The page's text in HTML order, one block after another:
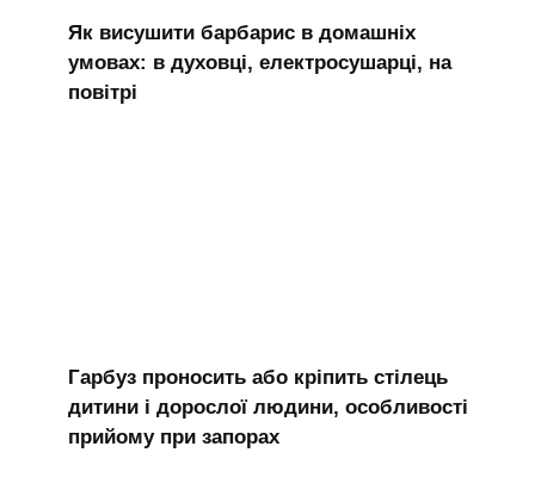
Як висушити барбарис в домашніх
умовах: в духовці, електросушарці, на
повітрі
Гарбуз проносить або кріпить стілець
дитини і дорослої людини, особливості
прийому при запорах